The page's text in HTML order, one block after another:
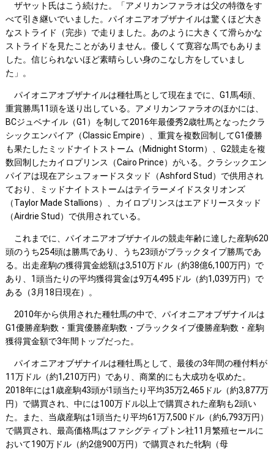
ザヤット氏はこう続けた。「アメリカンファラオは父の特徴をす
べて引き継いでいました。パイオニアオブザナイルは驚くほど大き
なストライド（完歩）で走りました。あのように大きくて滑らかな
ストライドを見たことがありません。優しくて寛容な馬でもありま
した。信じられないほど素晴らしい身のこなし方をしていまし
た」。
パイオニアオブザナイルは種牡馬として現在までに、G1馬4頭、
重賞勝馬11頭を送り出している。アメリカンファラオのほかには、
BCジュベナイル（G1）を制して2016年最優秀2歳牡馬となったクラ
シックエンパイア（Classic Empire）、重賞を複数回制してG1優勝
も果たしたミッドナイトストーム（Midnight Storm）、G2競走を複
数回制したカイロプリンス（Cairo Prince）がいる。クラシックエン
パイアは現在アシュフォードスタッド（Ashford Stud）で供用され
ており、ミッドナイトストームはテイラーメイドスタリオンズ
（Taylor Made Stallions）、カイロプリンスはエアドリースタッド
（Airdrie Stud）で供用されている。
これまでに、パイオニアオブザナイルの競走年齢に達した産駒620
頭のうち254頭は勝馬であり、うち23頭がブラックタイプ勝馬であ
る。出走産駒の獲得賞金総額は3,510万ドル（約38億6,100万円）で
あり、1頭当たりの平均獲得賞金は9万4,495ドル（約1,039万円）で
ある（3月18日現在）。
2010年から供用された種牡馬の中で、パイオニアオブザナイルは
G1優勝産駒数・重賞優勝産駒数・ブラックタイプ優勝産駒数・産駒
獲得賞金額で3年間トップだった。
パイオニアオブザナイルは種牡馬として、最後の3年間の種付料が
11万ドル（約1,210万円）であり、商業的にも大成功を収めた。
2018年には1歳産駒43頭が1頭当たり平均35万2,465ドル（約3,877万
円）で購買され、中には100万ドル以上で購買された産駒も2頭い
た。また、当歳産駒は1頭当たり平均61万7,500ドル（約6,793万円）
で購買され、最高価格馬はファシグティプトン社11月繁殖セールに
おいて190万ドル（約2億900万円）で購買された牝駒（母